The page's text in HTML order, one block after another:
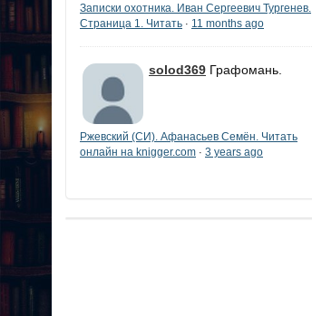
Записки охотника. Иван Сергеевич Тургенев.
Страница 1. Читать · 11 months ago
solod369 Графомань.
Ржевский (СИ). Афанасьев Семён. Читать
онлайн на knigger.com · 3 years ago